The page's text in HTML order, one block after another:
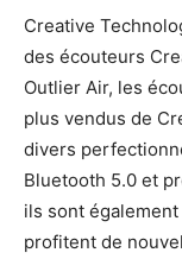
Creative
des écouteurs
Outlier Air, les
plus vendus de
divers
Bluetooth 5.0 et
ils sont
profitent de